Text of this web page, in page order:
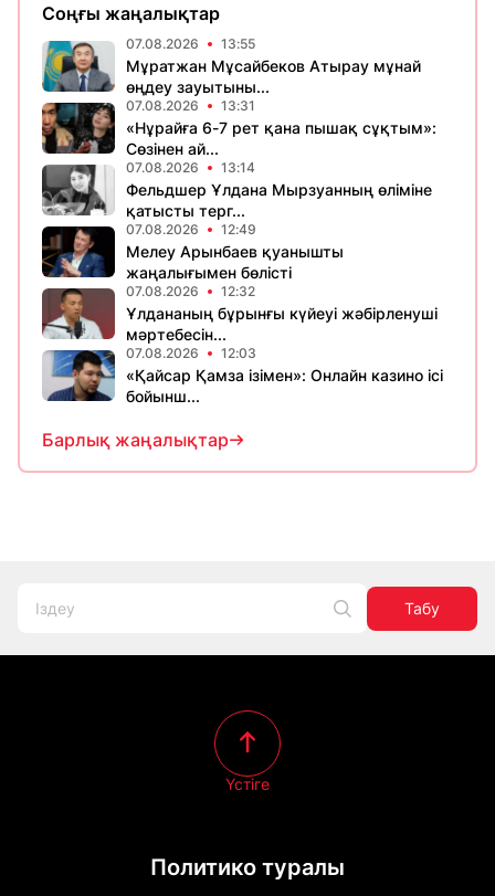
Соңғы жаңалықтар
07.08.2026 13:55
Мұратжан Мұсайбеков Атырау мұнай
өңдеу зауытыны...
07.08.2026 13:31
«Нұрайға 6-7 рет қана пышақ сұқтым»:
Сөзінен ай...
07.08.2026 13:14
Фельдшер Ұлдана Мырзуанның өліміне
қатысты терг...
07.08.2026 12:49
Мелеу Арынбаев қуанышты
жаңалығымен бөлісті
07.08.2026 12:32
Ұлдананың бұрынғы күйеуі жәбірленуші
мәртебесін...
07.08.2026 12:03
«Қайсар Қамза ізімен»: Онлайн казино ісі
бойынш...
Барлық жаңалықтар
Табу
Политико туралы
Үстіге